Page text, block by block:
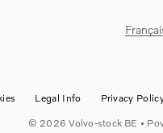
Legal Info Privacy
© 2026 Volvo-stock BE •